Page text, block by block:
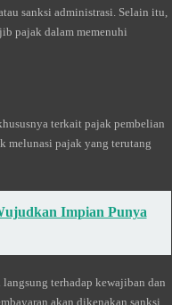
sanksi administrasi. Selain itu,
pajak dalam memenuhi
terkait pajak pembelian
melunasi pajak yang terutang
Impian Punya
terhadap kewajiban dan
akan dikenakan sanksi